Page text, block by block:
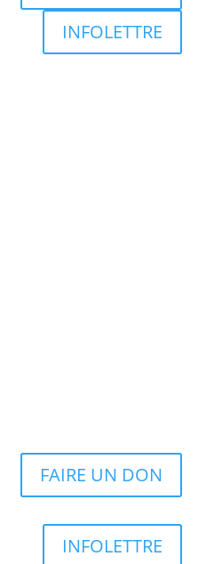
INFOLETTRE
FAIRE UN DON
INFOLETTRE